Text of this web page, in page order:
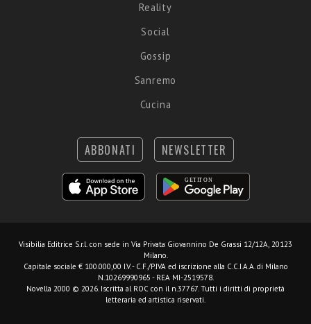
Reality
Social
Gossip
Sanremo
Cucina
ABBONATI NEWSLETTER
Visibilia Editrice S.r.l. con sede in Via Privata Giovannino De Grassi 12/12A, 20123
Milano.
Capitale sociale € 100.000,00 I.V. - C.F./P.IVA ed iscrizione alla C.C.I.A.A. di Milano
N.10269990965 - REA MI-2519578.
Novella 2000 © 2026. Iscritta al ROC con il n.37767. Tutti i diritti di proprietà
letteraria ed artistica riservati.